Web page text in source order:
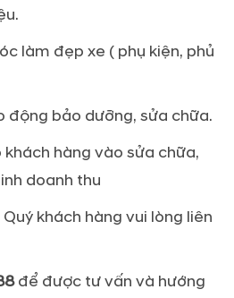
làm đẹp xe ( phụ kiện, phủ
động bảo dưỡng, sửa chữa.
hàng vào sửa chữa,
doanh thu
khách hàng vui lòng liên
để được tư vấn và hướng